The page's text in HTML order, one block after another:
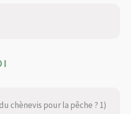
chènevis pour la pêche ? 1)